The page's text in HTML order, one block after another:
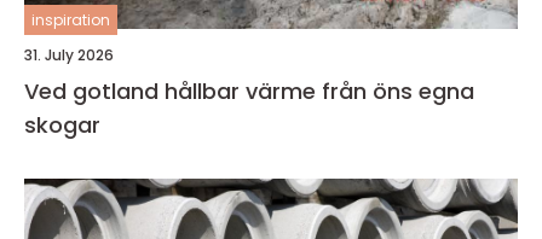
inspiration
31. July 2026
Ved gotland hållbar värme från öns egna
skogar